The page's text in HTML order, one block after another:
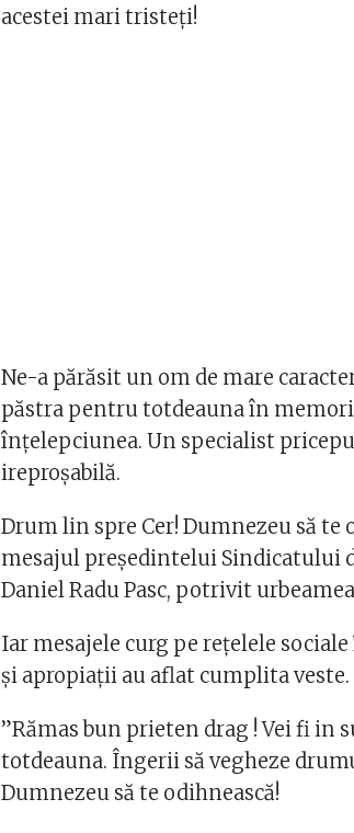
acestei mari tristeți!
Ne-a părăsit un om de mare
păstra pentru totdeauna în
înțelepciunea. Un specialist
ireproșabilă.
Drum lin spre Cer! Dumnezeu să te
mesajul președintelui Sindicatului
Daniel Radu Pasc, potrivit
Iar mesajele curg pe rețelele
și apropiații au aflat cumplita veste.
”Rămas bun prieten drag ! Vei fi in
totdeauna. Îngerii să vegheze
Dumnezeu să te odihnească!